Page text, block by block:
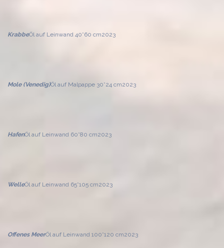
KrabbeÖl auf Leinwand 40*60 cm2023
Mole (Venedig)Öl auf Malpappe 30*24 cm2023
HafenÖl auf Leinwand 60*80 cm2023
WelleÖl auf Leinwand 65*105 cm2023
Offenes MeerÖl auf Leinwand 100*120 cm2023